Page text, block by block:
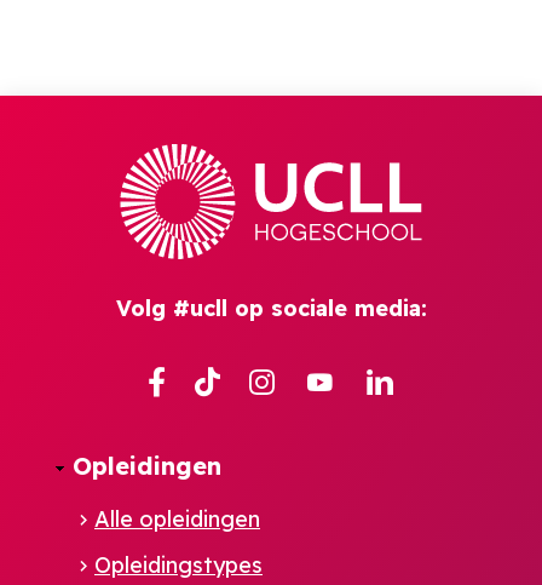
Volg #ucll op sociale media:
Facebook
TikTok Instagram
YouTube
Opleidingen
Alle opleidingen
Opleidingstypes